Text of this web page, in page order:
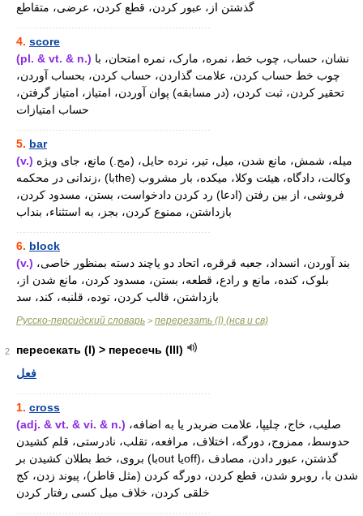
گذشتن از، عبور کردن، قطع کردن، عرضی، متقاطع
4. score
(pl. & vt. & n.)
چوب خط حساب کردن، علامت گذاردن، حساب کردن، بحساب آوردن،
تحقیر کردن، ثبت کردن، (در مسابقه) پوان آوردن، امتیاز، امتیاز گرفتن،
حساب امتیازات
5. bar
(v.)
زندانی در محکمه، (باthe) وکالت، دادگاه، هیئت وکلا، میکده، بار مشروب
فروشی، از بین رفتن (ادعا) رد کردن دادخواست، بستن، مسدود کردن،
بازداشتن، ممنوع کردن، بجز، به استثناء، بنداب
6. block
(v.)
بلوک، کنده، مانع و رادع، قطعه، بستن، مسدود کردن، مانع شدن از،
بازداشتن، قالب کردن، توده، قلنبه، کند، سد
Русско-персидский словарь > перерезать (I) (нсв и св)
2
пересекать (I) > пересечь (III)
فعل
1. cross
(adj. & vt. & vi. & n.)
حدوسط، ممزوج، دورگه، اختلاف، مرافعه، تقلب، نادرستی، قلم کشیدن
بروی، خط بطلان کشیدن بر (باout یاoff)، گذشتن، عبور دادن، مصادف
شدن با، روبرو شدن، قطع کردن، دورگه کردن (مثل قاطر)، پیوند زدن، کج
خلقی کردن، خلاف میل کسی رفتار کردن